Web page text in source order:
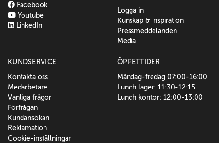
Facebook
Youtube
LinkedIn
Logga in
Kunskap & inspiration
Pressmeddelanden
Media
KUNDSERVICE
Kontakta oss
Medarbetare
Vanliga frågor
Förfrågan
Kundansökan
Reklamation
Cookie-inställningar
ÖPPETTIDER
Måndag-fredag 07:00-16:00
Lunch lager: 11:30-12:15
Lunch kontor: 12:00-13:00